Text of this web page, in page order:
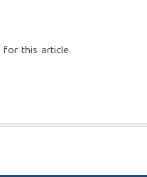
for this article.